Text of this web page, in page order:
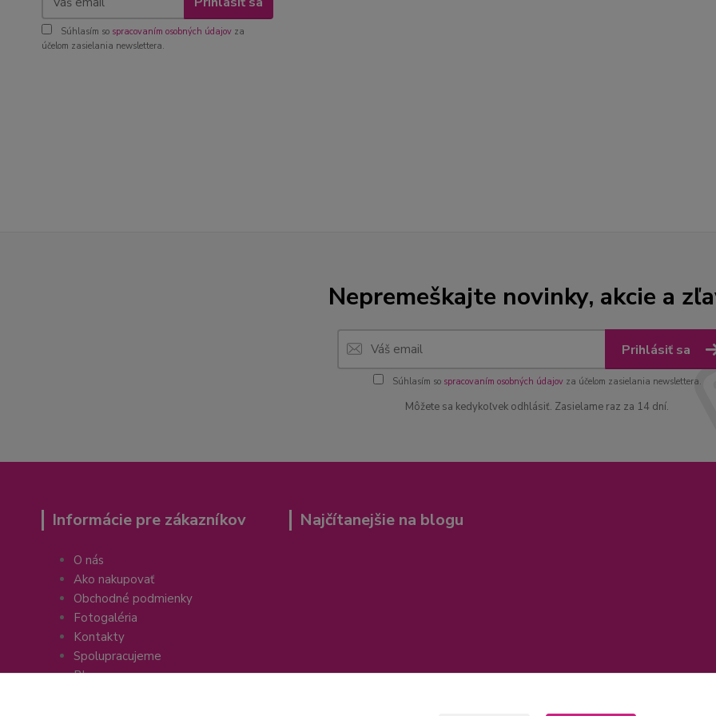
Súhlasím so spracovaním osobných údajov za
účelom zasielania newslettera.
Nepremeškajte novinky, akcie a
Prihlásiť sa
Súhlasím so spracovaním osobných údajovza účelom zasielania newslettera.
Môžete sa kedykoľvek odhlásiť. Zasielame raz za 14 dní.
Informácie pre zákazníkov
O nás
Ako nakupovať
Obchodné podmienky
Fotogaléria
Kontakty
Spolupracujeme
Blog
Najčítanejšie na blogu